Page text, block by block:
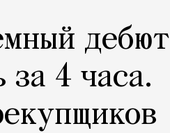
дебют
за 4 часа.